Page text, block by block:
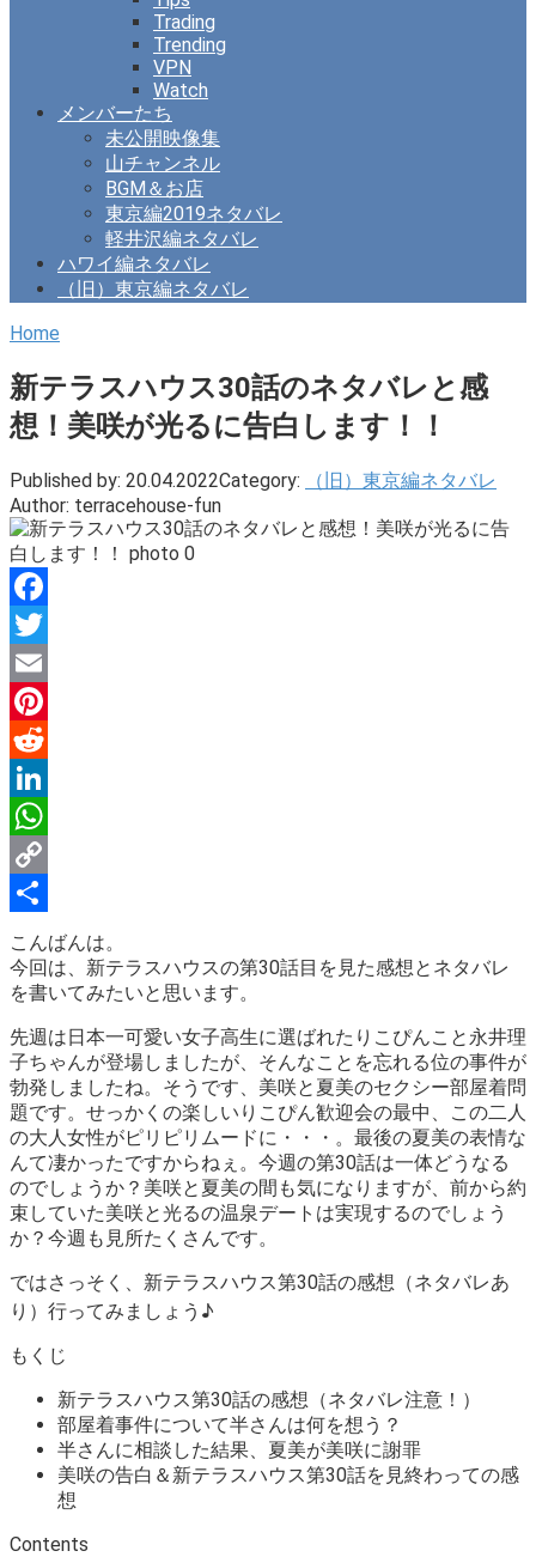
Trading
Trending
VPN
Watch
メンバーたち
未公開映像集
山チャンネル
BGM＆お店
東京編2019ネタバレ
軽井沢編ネタバレ
ハワイ編ネタバレ
（旧）東京編ネタバレ
Home
新テラスハウス30話のネタバレと感
想！美咲が光るに告白します！！
Published by: 20.04.2022Category:
（旧）東京編ネタバレ
Author: terracehouse-fun
Facebook
Twitter
Email
Pinterest
Reddit
LinkedIn
WhatsApp
Copy
Link
Share
こんばんは。
今回は、新テラスハウスの第30話目を見た感想とネタバレ
を書いてみたいと思います。
先週は日本一可愛い女子高生に選ばれたりこぴんこと永井理
子ちゃんが登場しましたが、そんなことを忘れる位の事件が
勃発しましたね。そうです、美咲と夏美のセクシー部屋着問
題です。せっかくの楽しいりこぴん歓迎会の最中、この二人
の大人女性がピリピリムードに・・・。最後の夏美の表情な
んて凄かったですからねぇ。今週の第30話は一体どうなる
のでしょうか？美咲と夏美の間も気になりますが、前から約
束していた美咲と光るの温泉デートは実現するのでしょう
か？今週も見所たくさんです。
ではさっそく、新テラスハウス第30話の感想（ネタバレあ
り）行ってみましょう♪
もくじ
新テラスハウス第30話の感想（ネタバレ注意！）
部屋着事件について半さんは何を想う？
半さんに相談した結果、夏美が美咲に謝罪
美咲の告白＆新テラスハウス第30話を見終わっての感
想
Contents